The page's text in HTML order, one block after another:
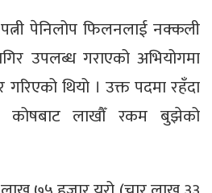
पेनिलोप फिलनलाई नक्कली
उपलब्ध गराएको अभियोगमा
थियो । उक्त पदमा रहँदा
कोषबाट लाखौँ रकम बुझेको